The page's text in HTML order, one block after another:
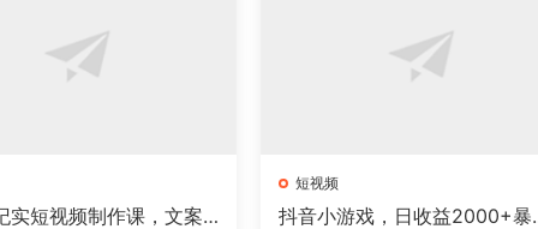
实短视频制作课，文案
短视频
抖音小游戏，日收益2000+暴